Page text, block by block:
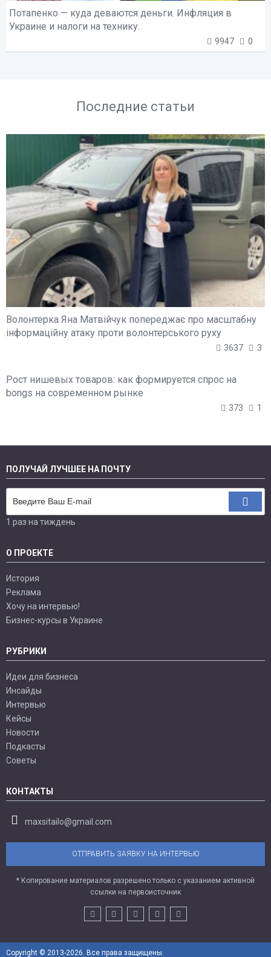
Потапенко — куда деваются деньги. Инфляция в
Украине и налоги на технику.
9947 0
Последние статьи
Волонтерка Яна Матвійчук попереджає про масштабну
інформаційну атаку проти волонтерського руху
3637 3
Рост нишевых товаров: как формируется спрос на
bongs на современном рынке
373 1
ПОЛУЧАЙ ЛУЧШЕЕ НА ПОЧТУ
1 раз на тиждень
О ПРОЕКТЕ
История
Реклама
Хочу на интервью!
Бизнес-курсы в Украине
РУБРИКИ
Идеи для бизнеса
Инсайды
Интервью
Кейсы
Новости
Подкасты
Советы
КОНТАКТЫ
maxsitailo@gmail.com
ОТПРАВИТЬ ЗАЯВКУ НА ИНТЕРВЬЮ
* Копирование материалов разрешено только с указанием активной
ссылки на первоисточник
Copyright © 2013-2026. Все права защищены.